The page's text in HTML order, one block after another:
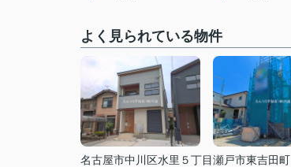
よく見られている物件
名古屋市中川区水里５丁目瀬戸市東吉田町